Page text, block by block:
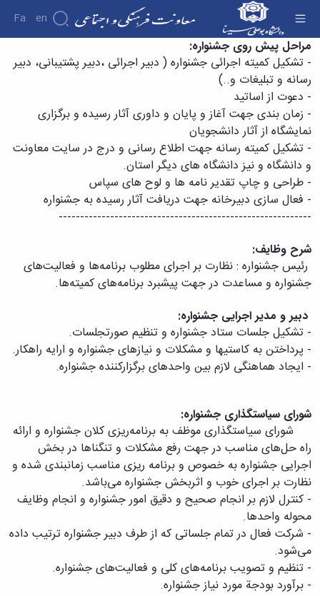
Fa En
درباره
معاونت
درباره
معرفی
معاون
اهداف
و
وظایف
ساختار
سازمانی
مدیر
ریزی
فرهنگی
و
اجتماعی
حمایت
و
پشتیبانی
فرهنگی
درباره جشنواره - معاونت فرهنگی
مراحل پیش روی جشنواره:
- تشکیل کمیته اجرائی جشنواره ( دبیر اجرائی ،دبیر پشتیبانی، دبیر
رسانه و تبلیغات و..)
- دعوت از اساتید
- زمان بندی جهت آغاز و پایان و داوری آثار رسیده و برگزاری
نمایشگاه از آثار دانشجویان
- تشکیل کمیته رسانه جهت اطلاع رسانی و درج در سایت معاونت
و دانشگاه و نیز دانشگاه های دیگر استان.
- طراحی و چاپ تقدیر نامه ها و لوح های سپاس
- فعال سازی دبیرخانه جهت دریافت آثار رسیده به جشنواره
-----------------------------------------------------------
شرح وظایف:
رئیس جشنواره : نظارت بر اجرای مطلوب برنامه‌ها و فعالیت‌های
جشنواره و مساعدت در جهت پیشبرد برنامه‌های کمیته‌ها.
دبیر و مدیر اجرایی جشنواره:
- تشکیل جلسات ستاد جشنواره و تنظیم صورتجلسات.
- پرداختن به کاستیها و مشکلات و نیازهای جشنواره و ارایه راهکار.
- ایجاد هماهنگی لازم بین واحدهای برگزارکننده جشنواره.
شورای سیاستگذاری جشنواره:
شورای سیاستگذاری موظف به برنامه‌ریزی کلان جشنواره و ارائه
راه حل‌های مناسب در جهت رفع مشکلات و تنگناها در بخش
اجرایی جشنواره به خصوص و برنامه ریزی مناسب زمانبندی شده و
نظارت بر اجرای خوب و اثربخش جشنواره می‌باشد.
- کنترل لازم بر انجام صحیح و دقیق امور جشنواره و انجام وظایف
محوله واحدها.
- شرکت فعال در تمام جلساتی که از طرف دبیر جشنواره ترتیب داده
می‌شود.
- تنظیم و تصویب برنامه‌های کلی و فعالیت‌های جشنواره.
- برآورد بودجة مورد نیاز جشنواره.